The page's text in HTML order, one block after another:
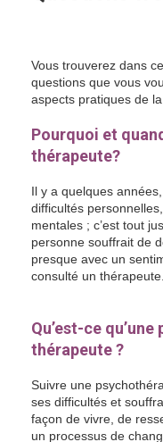
Vous trouverez dans
questions que vous
aspects pratiques de
Pourquoi et
thérapeute?
Il y a quelques
difficultés
mentales ; c’est tout
personne souffrait de
presque avec un
consulté un thérapeute.
Qu’est-ce
thérapeute ?
Suivre une
ses difficultés et
façon de vivre, de
un processus de